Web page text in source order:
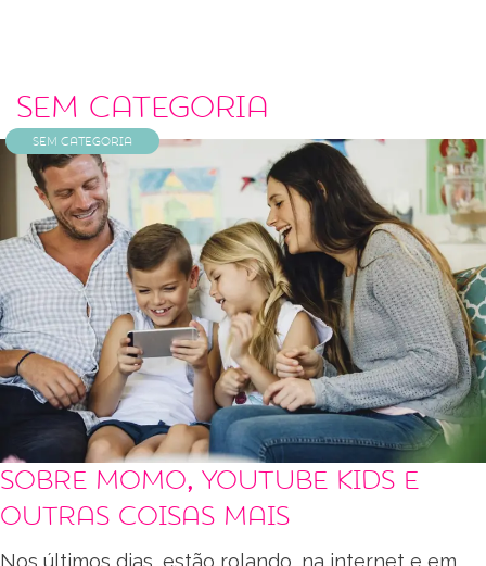
Sem categoria
Sem categoria
Sobre Momo, YouTube Kids e
outras coisas mais